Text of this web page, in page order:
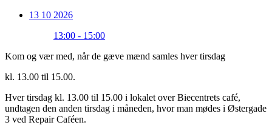
13 10 2026
13:00 - 15:00
Kom og vær med, når de gæve mænd samles hver tirsdag
kl. 13.00 til 15.00.
Hver tirsdag kl. 13.00 til 15.00 i lokalet over Biecentrets café,
undtagen den anden tirsdag i måneden, hvor man mødes i Østergade
3 ved Repair Caféen.